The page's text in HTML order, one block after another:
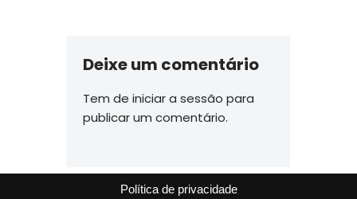
Deixe um comentário
Tem de iniciar a sessão para
publicar um comentário.
Política de privacidade